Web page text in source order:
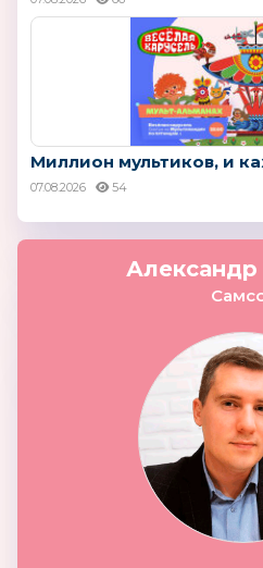
Миллион мультиков, и
07.08.2026 54
Александр